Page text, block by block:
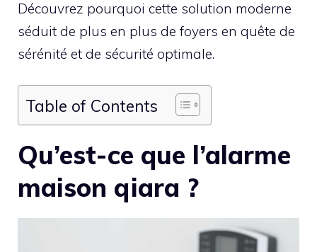
Découvrez pourquoi cette solution moderne
séduit de plus en plus de foyers en quête de
sérénité et de sécurité optimale.
Table of Contents
Qu’est-ce que l’alarme
maison qiara ?